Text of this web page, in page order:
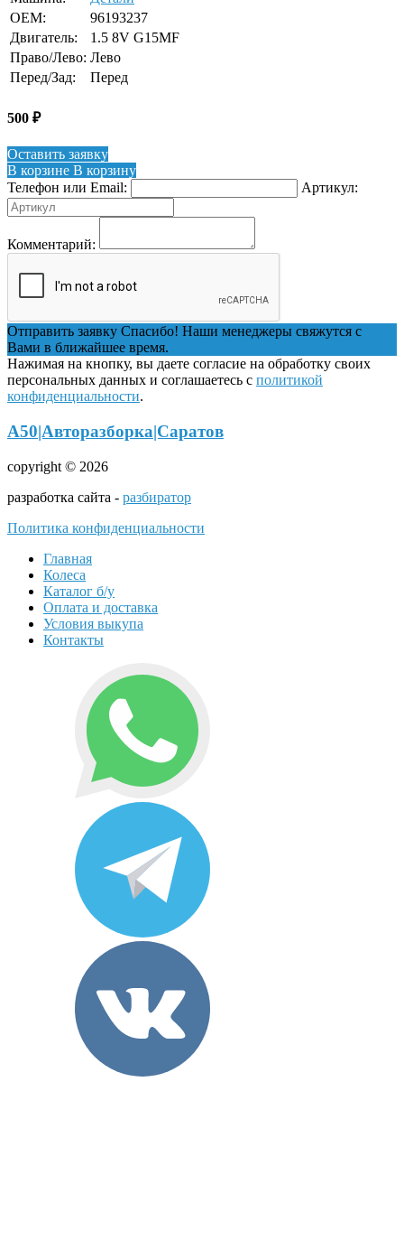
OEM:
96193237
Двигатель:
1.5 8V G15MF
Право/Лево: Лево
Перед/Зад:
Перед
500 ₽
Оставить заявку
В корзине В корзину
Телефон или Email:
Артикул:
Комментарий:
Отправить заявку Спасибо! Наши менеджеры свяжутся с
Вами в ближайшее время.
Нажимая на кнопку, вы даете согласие на обработку своих
персональных данных и соглашаетесь с политикой
конфиденциальности.
А50|Авторазборка|Саратов
copyright © 2026
разработка сайта - разбиратор
Политика конфиденциальности
Главная
Колеса
Каталог б/у
Оплата и доставка
Условия выкупа
Контакты